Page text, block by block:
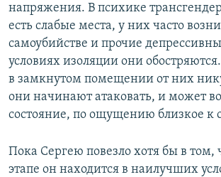
напряжения. В психике
есть слабые места, у них часто
самоубийстве и прочие
условиях изоляции они
в замкнутом помещении от них
они начинают атаковать, и может
состояние, по ощущению близкое к
Пока Сергею повезло хотя бы в том,
этапе он находится в наилучших